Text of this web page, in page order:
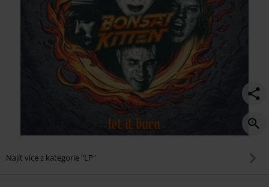
Najít více z kategorie "LP"